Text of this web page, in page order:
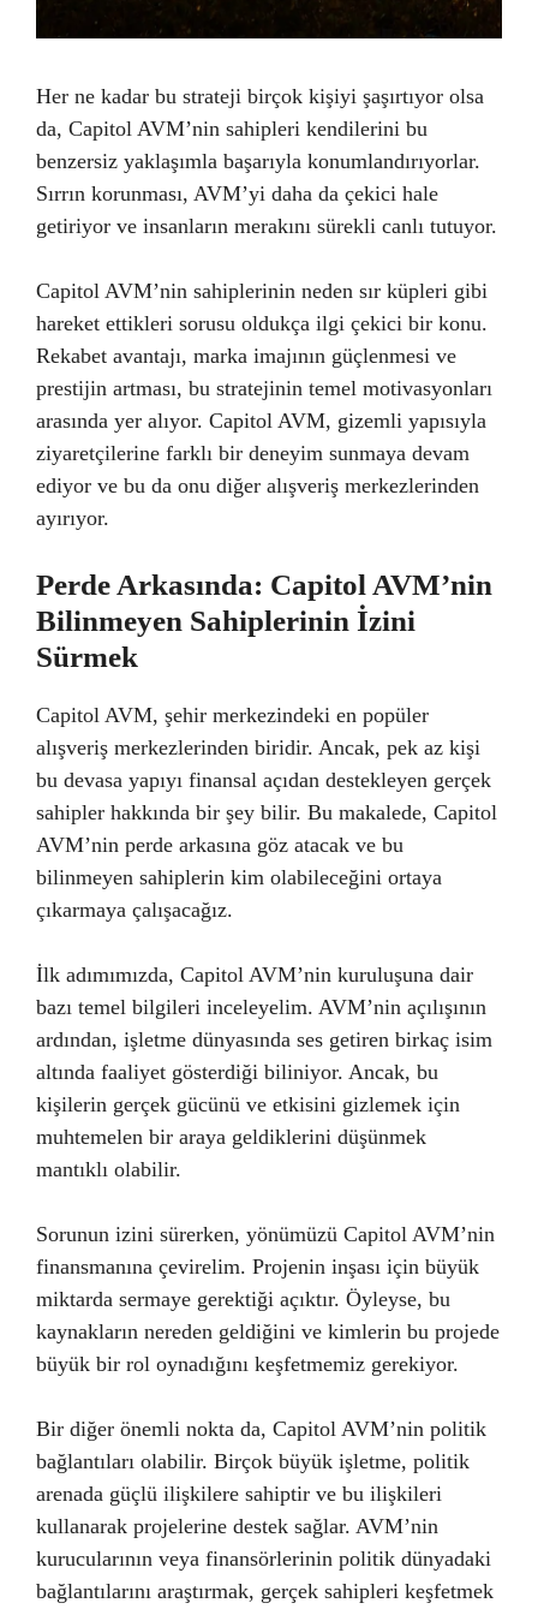
Her ne kadar bu strateji birçok kişiyi şaşırtıyor olsa
da, Capitol AVM’nin sahipleri kendilerini bu
benzersiz yaklaşımla başarıyla konumlandırıyorlar.
Sırrın korunması, AVM’yi daha da çekici hale
getiriyor ve insanların merakını sürekli canlı tutuyor.
Capitol AVM’nin sahiplerinin neden sır küpleri gibi
hareket ettikleri sorusu oldukça ilgi çekici bir konu.
Rekabet avantajı, marka imajının güçlenmesi ve
prestijin artması, bu stratejinin temel motivasyonları
arasında yer alıyor. Capitol AVM, gizemli yapısıyla
ziyaretçilerine farklı bir deneyim sunmaya devam
ediyor ve bu da onu diğer alışveriş merkezlerinden
ayırıyor.
Perde Arkasında: Capitol AVM’nin
Bilinmeyen Sahiplerinin İzini
Sürmek
Capitol AVM, şehir merkezindeki en popüler
alışveriş merkezlerinden biridir. Ancak, pek az kişi
bu devasa yapıyı finansal açıdan destekleyen gerçek
sahipler hakkında bir şey bilir. Bu makalede, Capitol
AVM’nin perde arkasına göz atacak ve bu
bilinmeyen sahiplerin kim olabileceğini ortaya
çıkarmaya çalışacağız.
İlk adımımızda, Capitol AVM’nin kuruluşuna dair
bazı temel bilgileri inceleyelim. AVM’nin açılışının
ardından, işletme dünyasında ses getiren birkaç isim
altında faaliyet gösterdiği biliniyor. Ancak, bu
kişilerin gerçek gücünü ve etkisini gizlemek için
muhtemelen bir araya geldiklerini düşünmek
mantıklı olabilir.
Sorunun izini sürerken, yönümüzü Capitol AVM’nin
finansmanına çevirelim. Projenin inşası için büyük
miktarda sermaye gerektiği açıktır. Öyleyse, bu
kaynakların nereden geldiğini ve kimlerin bu projede
büyük bir rol oynadığını keşfetmemiz gerekiyor.
Bir diğer önemli nokta da, Capitol AVM’nin politik
bağlantıları olabilir. Birçok büyük işletme, politik
arenada güçlü ilişkilere sahiptir ve bu ilişkileri
kullanarak projelerine destek sağlar. AVM’nin
kurucularının veya finansörlerinin politik dünyadaki
bağlantılarını araştırmak, gerçek sahipleri keşfetmek